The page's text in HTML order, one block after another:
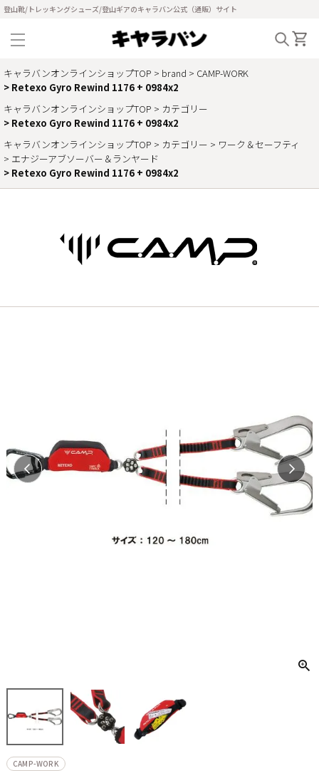
登山靴/トレッキングシューズ/登山ギアのキャラバン公式（通販）サイト
キャラバンオンラインショップTOP brand
CAMP-WORK
Retexo Gyro Rewind 1176 + 0984x2
キャラバンオンラインショップTOP
カテゴリー
Retexo Gyro Rewind 1176 + 0984x2
キャラバンオンラインショップTOP
カテゴリー
ワーク＆セーフティ
エナジーアブソーバー＆ランヤード
Retexo Gyro Rewind 1176 + 0984x2
CAMP-WORK